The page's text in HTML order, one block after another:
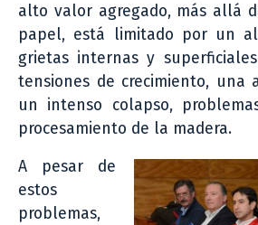
alto valor agregado, más allá
papel, está limitado por un
grietas internas y
tensiones de crecimiento, una
un intenso colapso,
procesamiento de la madera.
A pesar de
estos
problemas,